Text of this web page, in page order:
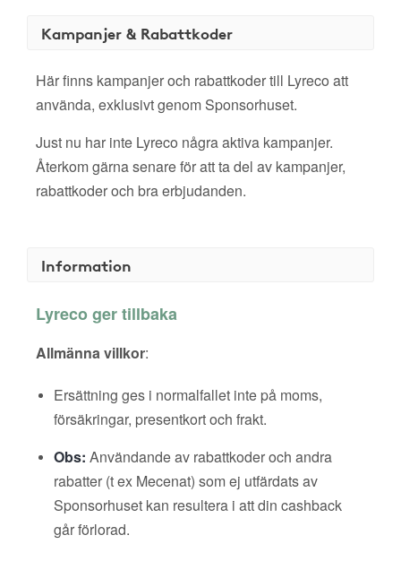
Kampanjer & Rabattkoder
Här finns kampanjer och rabattkoder till Lyreco att
använda, exklusivt genom Sponsorhuset.
Just nu har inte Lyreco några aktiva kampanjer.
Återkom gärna senare för att ta del av kampanjer,
rabattkoder och bra erbjudanden.
Information
Lyreco ger tillbaka
Allmänna villkor:
Ersättning ges i normalfallet inte på moms,
försäkringar, presentkort och frakt.
Obs: Användande av rabattkoder och andra
rabatter (t ex Mecenat) som ej utfärdats av
Sponsorhuset kan resultera i att din cashback
går förlorad.